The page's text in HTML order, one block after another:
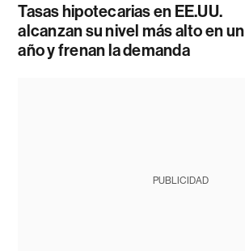
Tasas hipotecarias en EE.UU.
alcanzan su nivel más alto en un
año y frenan la demanda
PUBLICIDAD